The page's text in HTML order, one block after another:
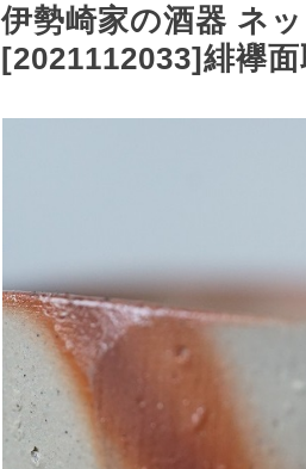
伊勢崎家の酒器 ネ
[2021112033]緋襷面